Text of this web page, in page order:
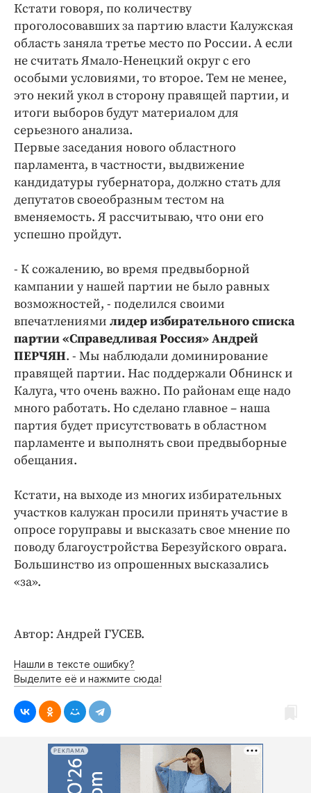
Кстати говоря, по количеству
проголосовавших за партию власти Калужская
область заняла третье место по России. А если
не считать Ямало-Ненецкий округ с его
особыми условиями, то второе. Тем не менее,
это некий укол в сторону правящей партии, и
итоги выборов будут материалом для
серьезного анализа.
Первые заседания нового областного
парламента, в частности, выдвижение
кандидатуры губернатора, должно стать для
депутатов своеобразным тестом на
вменяемость. Я рассчитываю, что они его
успешно пройдут.
- К сожалению, во время предвыборной
кампании у нашей партии не было равных
возможностей, - поделился своими
впечатлениями лидер избирательного списка
партии «Справедливая Россия» Андрей
ПЕРЧЯН. - Мы наблюдали доминирование
правящей партии. Нас поддержали Обнинск и
Калуга, что очень важно. По районам еще надо
много работать. Но сделано главное – наша
партия будет присутствовать в областном
парламенте и выполнять свои предвыборные
обещания.
Кстати, на выходе из многих избирательных
участков калужан просили принять участие в
опросе горуправы и высказать свое мнение по
поводу благоустройства Березуйского оврага.
Большинство из опрошенных высказались
«за».
Автор: Андрей ГУСЕВ.
Нашли в тексте ошибку?
Выделите её и нажмите сюда!
РЕКЛАМА